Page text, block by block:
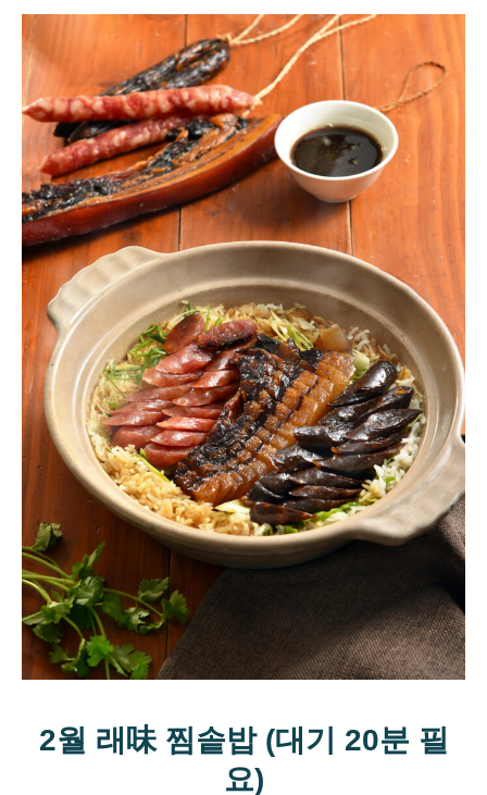
2월 래味 찜솥밥 (대기 20분 필
요)